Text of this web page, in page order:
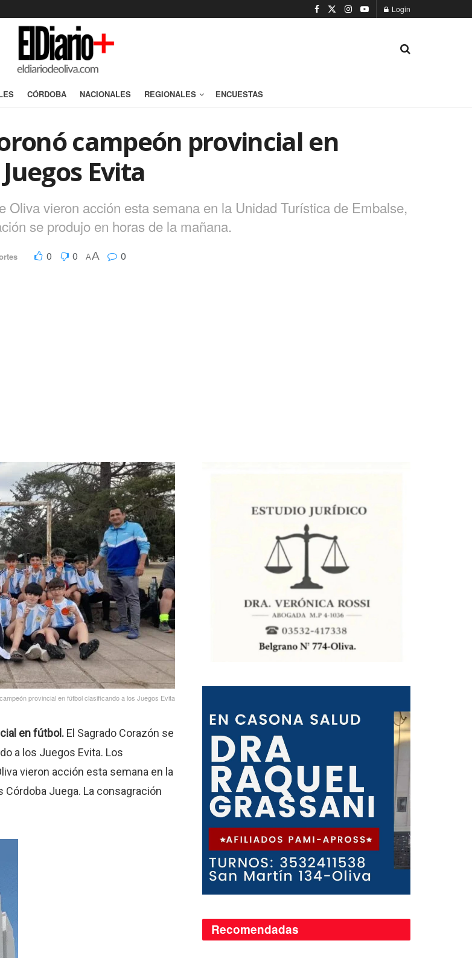
Login
CÓRDOBA NACIONALES REGIONALES ENCUESTAS
campeón provincial en
Evita
Oliva vieron acción esta semana en la Unidad Turística de Embalse,
se produjo en horas de la mañana.
0 0 AA 0
provincial en fútbol clasificando a los Juegos Evita
en fútbol. El Sagrado Corazón se
a los Juegos Evita. Los
vieron acción esta semana en la
Córdoba Juega. La consagración
Recomendadas